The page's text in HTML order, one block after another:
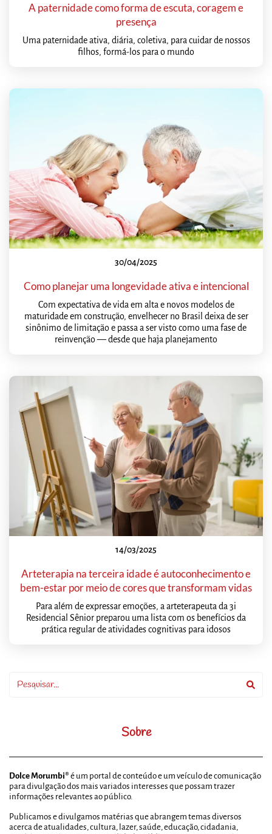
A paternidade como forma de escuta, coragem e
presença
Uma paternidade ativa, diária, coletiva, para cuidar de nossos
filhos, formá-los para o mundo
30/04/2025
Como planejar uma longevidade ativa e intencional
Com expectativa de vida em alta e novos modelos de
maturidade em construção, envelhecer no Brasil deixa de ser
sinônimo de limitação e passa a ser visto como uma fase de
reinvenção — desde que haja planejamento
14/03/2025
Arteterapia na terceira idade é autoconhecimento e
bem-estar por meio de cores que transformam vidas
Para além de expressar emoções, a arteterapeuta da 3i
Residencial Sênior preparou uma lista com os benefícios da
prática regular de atividades cognitivas para idosos
Sobre
Dolce Morumbi® é um portal de conteúdo e um veículo de comunicação
para divulgação dos mais variados interesses que possam trazer
informações relevantes ao público.
Publicamos e divulgamos matérias que abrangem temas diversos
acerca de atualidades, cultura, lazer, saúde, educação, cidadania,